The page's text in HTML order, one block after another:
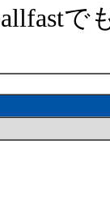
で